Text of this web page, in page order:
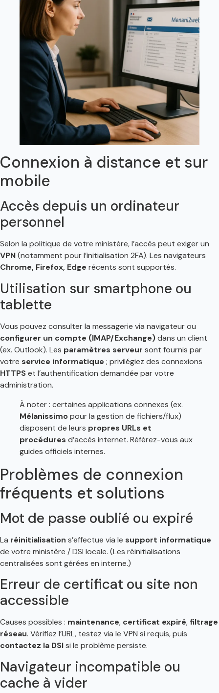
Connexion à distance et sur
mobile
Accès depuis un ordinateur
personnel
Selon la politique de votre ministère, l’accès peut exiger un
VPN(notamment pour l’initialisation 2FA). Les navigateurs
Chrome, Firefox, Edge récents sont supportés.
Utilisation sur smartphone ou
tablette
Vous pouvez consulter la messagerie via navigateur ou
configurer un compte (IMAP/Exchange)dans un client
(ex. Outlook). Les paramètres serveur sont fournis par
votre service informatique ; privilégiez des connexions
HTTPSet l’authentification demandée par votre
administration.
À noter : certaines applications connexes (ex.
Mélanissimopour la gestion de fichiers/flux)
disposent de leurs propres URLs et
procédures d’accès internet. Référez-vous aux
guides officiels internes.
Problèmes de connexion
fréquents et solutions
Mot de passe oublié ou expiré
La réinitialisation s’effectue via le support informatique
de votre ministère / DSI locale. (Les réinitialisations
centralisées sont gérées en interne.)
Erreur de certificat ou site non
accessible
Causes possibles : maintenance, certificat expiré, filtrage
réseau. Vérifiez l’URL, testez via le VPN si requis, puis
contactez la DSIsi le problème persiste.
Navigateur incompatible ou
cache à vider